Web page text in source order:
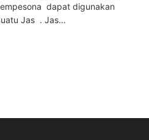
dapat digunakan
Jas . Jas…